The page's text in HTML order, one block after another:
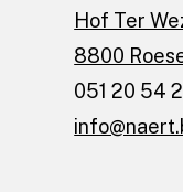
Hof Ter
8800
051 20 54